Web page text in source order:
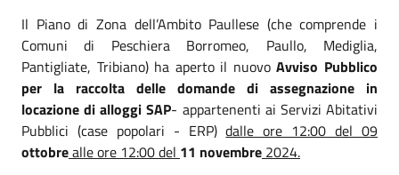
Il Piano di Zona dell’Ambito Paullese (che comprende i
Comuni di Peschiera Borromeo, Paullo, Mediglia,
Pantigliate, Tribiano) ha aperto il nuovoAvviso Pubblico
per la raccolta delle domande di assegnazione in
locazione di alloggi SAP- appartenenti ai Servizi Abitativi
Pubblici (case popolari - ERP)dalle ore 12:00 del 09
ottobrealle ore 12:00 del 11 novembre 2024.